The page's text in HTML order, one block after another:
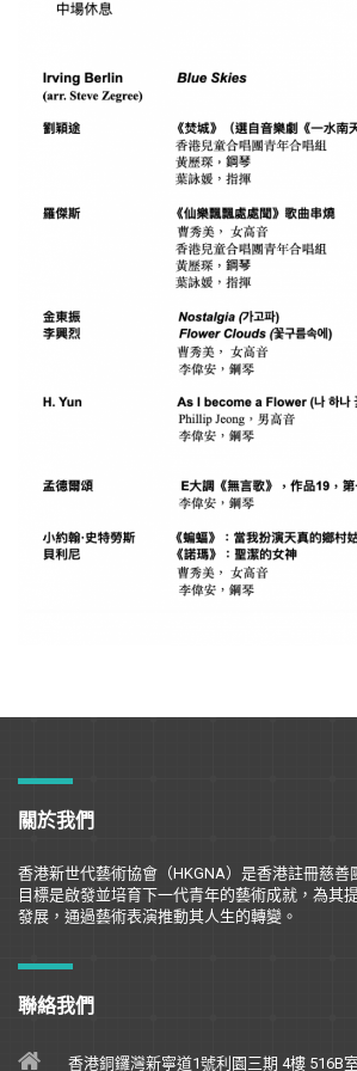
關於我們
香港新世代藝術協會（HKGNA）是香港註冊慈善
目標是啟發並培育下一代青年的藝術成就，為其
發展，通過藝術表演推動其人生的轉變。
聯絡我們
香港銅鑼灣新寧道1號利園三期 4樓 516B室